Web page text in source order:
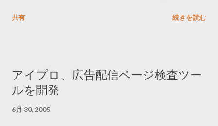
ンストールできることを案内している。これによって広告配信
共有 続きを読む
アイプロ、広告配信ページ検査ツー
ルを開発
6月 30, 2005